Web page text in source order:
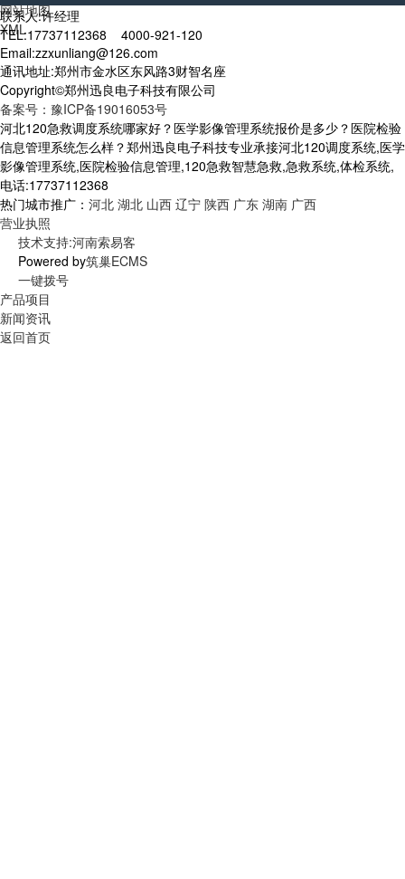
网站地图
XML
联系人:许经理
TEL:17737112368 4000-921-120
Email:zzxunliang@126.com
通讯地址:郑州市金水区东风路3财智名座
Copyright©郑州迅良电子科技有限公司
备案号：豫ICP备19016053号
河北120急救调度系统哪家好？医学影像管理系统报价是多少？医院检验
信息管理系统怎么样？郑州迅良电子科技专业承接河北120调度系统,医学
影像管理系统,医院检验信息管理,120急救智慧急救,急救系统,体检系统,
电话:17737112368
热门城市推广： 河北 湖北 山西 辽宁 陕西 广东 湖南 广西
营业执照
技术支持:河南索易客
Powered by筑巢ECMS
一键拨号
产品项目
新闻资讯
返回首页